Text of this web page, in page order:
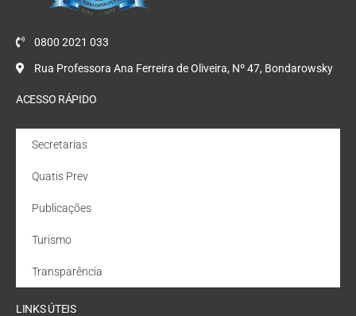
0800 2021 033
Rua Professora Ana Ferreira de Oliveira, Nº 47, Bondarowsky
ACESSO RÁPIDO
Secretarias
Quatis Prev
Publicações
Turismo
Transparência
LINKS ÚTEIS